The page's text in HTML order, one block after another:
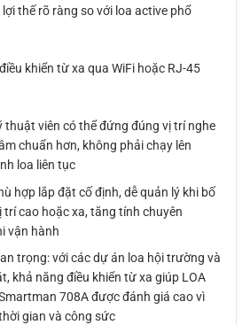
thế rõ ràng so với loa active phổ
khiển từ xa qua WiFi hoặc RJ-45
thuật viên có thể đứng đúng vị trí nghe
chuẩn hơn, không phải chạy lên
loa liên tục
hợp lắp đặt cố định, dễ quản lý khi bố
trí cao hoặc xa, tăng tính chuyên
vận hành
trọng: với các dự án loa hội trường và
khả năng điều khiển từ xa giúp LOA
708A được đánh giá cao vì
gian và công sức